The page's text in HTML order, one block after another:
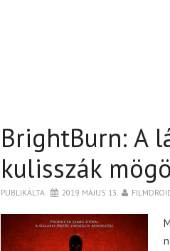
BrightBurn: A
kulisszák
PUBLIKÁLTA 2019. MÁJUS 13.